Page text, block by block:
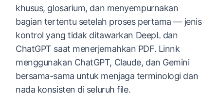
khusus, glosarium, dan menyempurnakan
bagian tertentu setelah proses pertama — jenis
kontrol yang tidak ditawarkan DeepL dan
ChatGPT saat menerjemahkan PDF. Linnk
menggunakan ChatGPT, Claude, dan Gemini
bersama-sama untuk menjaga terminologi dan
nada konsisten di seluruh file.